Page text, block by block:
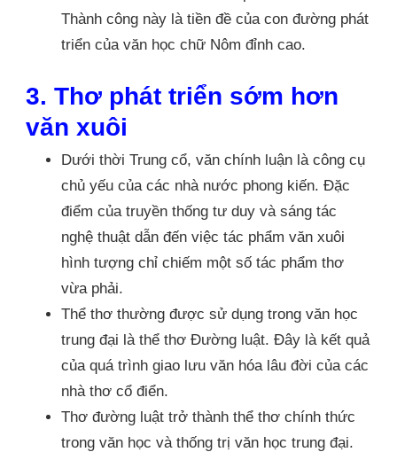
Thành công này là tiền đề của con đường phát
triển của văn học chữ Nôm đỉnh cao.
3. Thơ phát triển sớm hơn
văn xuôi
Dưới thời Trung cổ, văn chính luận là công cụ
chủ yếu của các nhà nước phong kiến. Đặc
điểm của truyền thống tư duy và sáng tác
nghệ thuật dẫn đến việc tác phẩm văn xuôi
hình tượng chỉ chiếm một số tác phẩm thơ
vừa phải.
Thể thơ thường được sử dụng trong văn học
trung đại là thể thơ Đường luật. Đây là kết quả
của quá trình giao lưu văn hóa lâu đời của các
nhà thơ cổ điển.
Thơ đường luật trở thành thể thơ chính thức
trong văn học và thống trị văn học trung đại.